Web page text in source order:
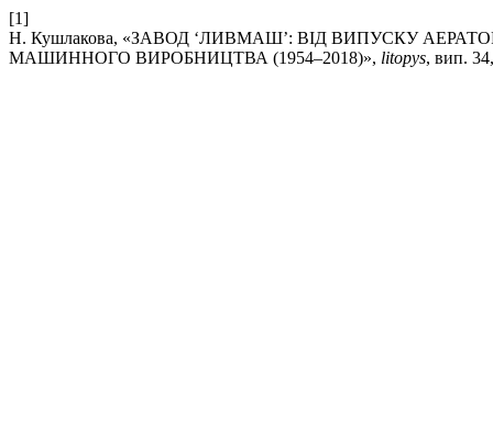
[1]
Н. Кушлакова, «ЗАВОД ‘ЛИВМАШ’: ВІД ВИПУСКУ
МАШИННОГО ВИРОБНИЦТВА (1954–2018)», litopys, вип.